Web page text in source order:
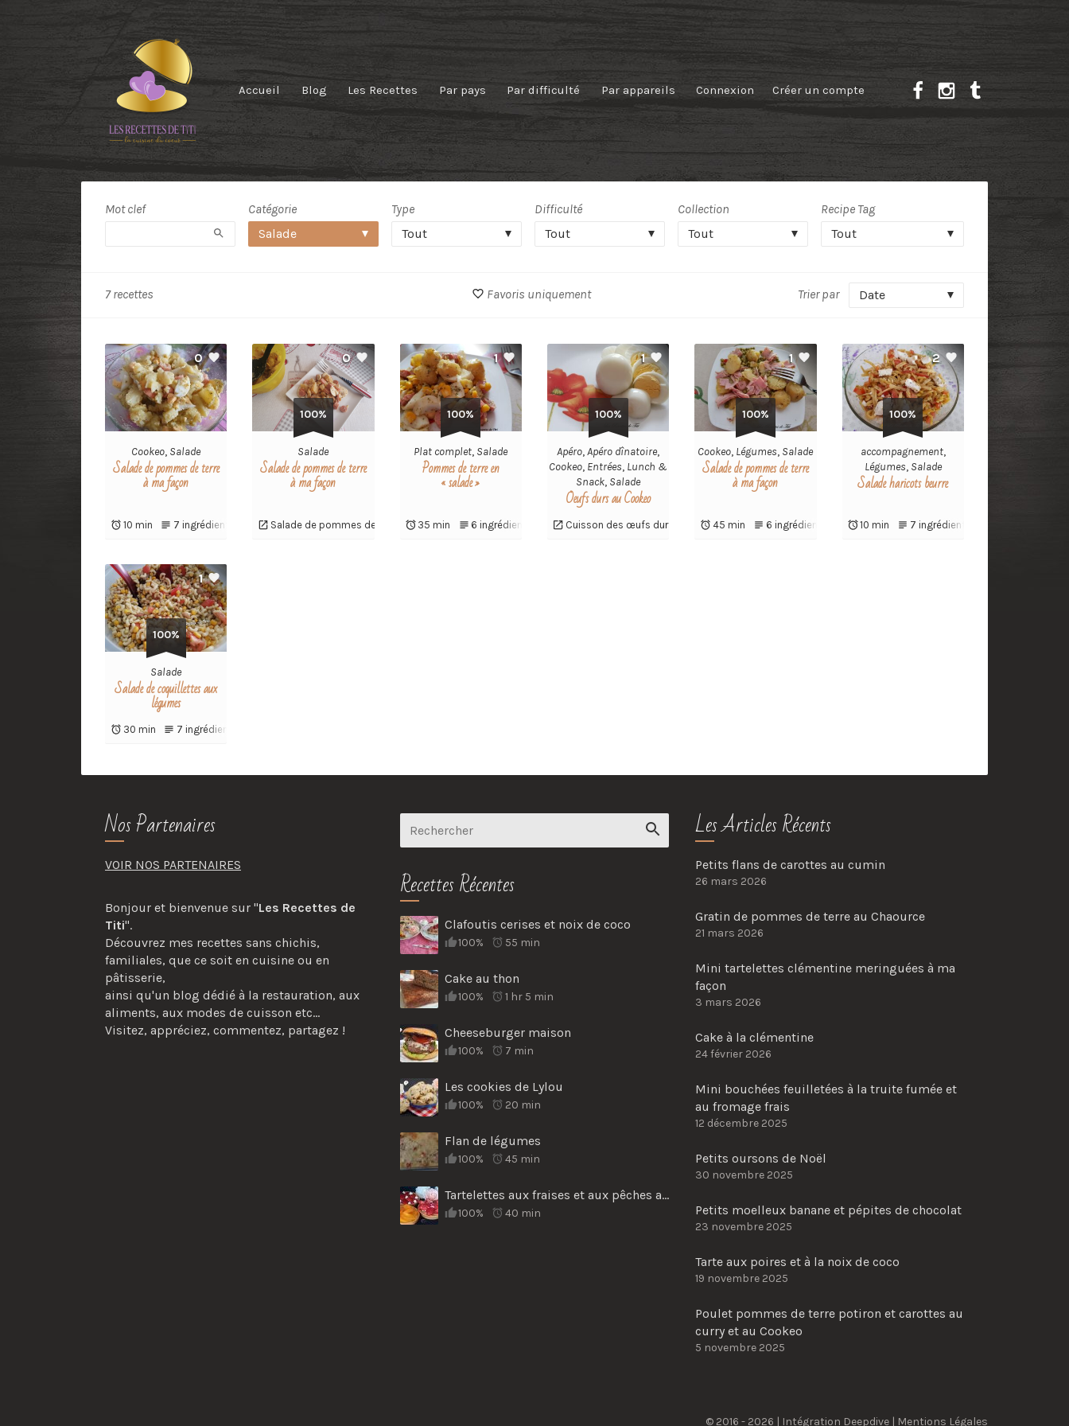
Accueil Blog Les Recettes Par pays Par difficulté Par appareils Connexion Créer un compte
Catégorie:
Salade
Mot clef
Rechercher
Catégorie
Salade
Type
Tout
Difficulté
Tout
Collection
Tout
Recipe Tag
Tout
7 recettes Favoris uniquement Trier par Date
0
Cookeo, Salade
Salade de pommes de terre
à ma façon
10 min 7 ingrédients
100%
0
Salade
Salade de pommes de terre
à ma façon
Salade de pommes de terre en vidéo
100%
1
Plat complet, Salade
Pommes de terre en
« salade »
35 min 6 ingrédients
100%
1
Apéro,Apéro dînatoire,
Cookeo, Entrées, Lunch &
Snack, Salade
Oeufs durs au Cookeo
Cuisson des œufs durs au Cookeo
100%
1
Cookeo, Légumes, Salade
Salade de pommes de terre
à ma façon
45 min 6 ingrédients
100%
2
accompagnement,
Légumes, Salade
Salade haricots beurre
10 min 7 ingrédients
100%
1
Salade
Salade de coquillettes aux
légumes
30 min 7 ingrédients
Nos Partenaires
VOIR NOS PARTENAIRES
Bonjour et bienvenue sur "Les Recettes de
Titi".
Découvrez mes recettes sans chichis,
familiales, que ce soit en cuisine ou en
pâtisserie,
ainsi qu'un blog dédié à la restauration, aux
aliments, aux modes de cuisson etc...
Visitez, appréciez, commentez, partagez !
Recettes Récentes
Clafoutis cerises et noix de coco
100% 55 min
Cake au thon
100% 1 hr 5 min
Cheeseburger maison
100% 7 min
Les cookies de Lylou
100% 20 min
Flan de légumes
100% 45 min
Tartelettes aux fraises et aux pêches au sirop
100% 40 min
Les Articles Récents
Petits flans de carottes au cumin
26 mars 2026
Gratin de pommes de terre au Chaource
21 mars 2026
Mini tartelettes clémentine meringuées à ma
façon
3 mars 2026
Cake à la clémentine
24 février 2026
Mini bouchées feuilletées à la truite fumée et
au fromage frais
12 décembre 2025
Petits oursons de Noël
30 novembre 2025
Petits moelleux banane et pépites de chocolat
23 novembre 2025
Tarte aux poires et à la noix de coco
19 novembre 2025
Poulet pommes de terre potiron et carottes au
curry et au Cookeo
5 novembre 2025
© 2016 - 2026 | Intégration Deepdive | Mentions Légales